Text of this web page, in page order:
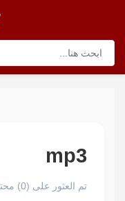
mp3
تم العثور على (0) محتوى مرتبط بهذا الوسم.